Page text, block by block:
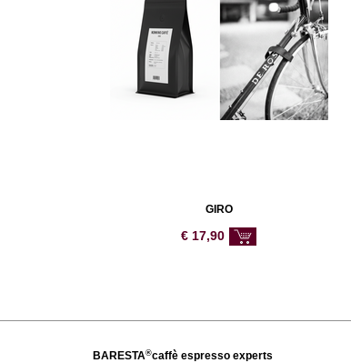
GIRO
€17,90
BARESTA®caffè espresso experts